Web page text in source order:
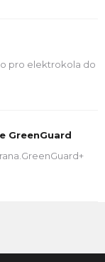
pro elektrokola do
GreenGuard